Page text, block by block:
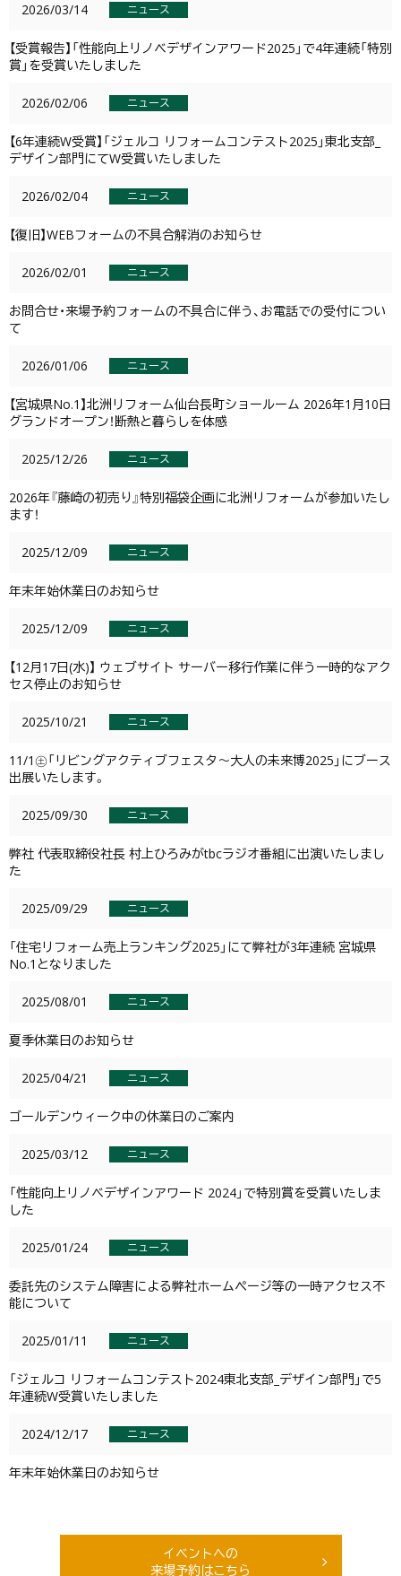
2026/03/14 ニュース
【受賞報告】「性能向上リノベデザインアワード2025」で4年連続「特別
賞」を受賞いたしました
2026/02/06 ニュース
【6年連続W受賞】「ジェルコ リフォームコンテスト2025」東北支部_
デザイン部門にてW受賞いたしました
2026/02/04 ニュース
【復旧】WEBフォームの不具合解消のお知らせ
2026/02/01 ニュース
お問合せ・来場予約フォームの不具合に伴う、お電話での受付につい
て
2026/01/06 ニュース
【宮城県No.1】北洲リフォーム仙台長町ショールーム 2026年1月10日
グランドオープン！断熱と暮らしを体感
2025/12/26 ニュース
2026年『藤崎の初売り』特別福袋企画に北洲リフォームが参加いたし
ます！
2025/12/09 ニュース
年末年始休業日のお知らせ
2025/12/09 ニュース
【12月17日(水)】 ウェブサイト サーバー移行作業に伴う一時的なアク
セス停止のお知らせ
2025/10/21 ニュース
11/1㊏「リビングアクティブフェスタ～大人の未来博2025」にブース
出展いたします。
2025/09/30 ニュース
弊社 代表取締役社長 村上ひろみがtbcラジオ番組に出演いたしまし
た
2025/09/29 ニュース
「住宅リフォーム売上ランキング2025」にて弊社が3年連続 宮城県
No.1となりました
2025/08/01 ニュース
夏季休業日のお知らせ
2025/04/21 ニュース
ゴールデンウィーク中の休業日のご案内
2025/03/12 ニュース
「性能向上リノベデザインアワード 2024」で特別賞を受賞いたしま
した
2025/01/24 ニュース
委託先のシステム障害による弊社ホームページ等の一時アクセス不
能について
2025/01/11 ニュース
「ジェルコ リフォームコンテスト2024東北支部_デザイン部門」で5
年連続W受賞いたしました
2024/12/17 ニュース
年末年始休業日のお知らせ
イベントへの
来場予約はこちら